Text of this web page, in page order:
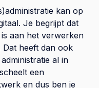
kan op
Je begrijpt dat
aan het verwerken
Dat heeft dan ook
al in
een
en dus ben je